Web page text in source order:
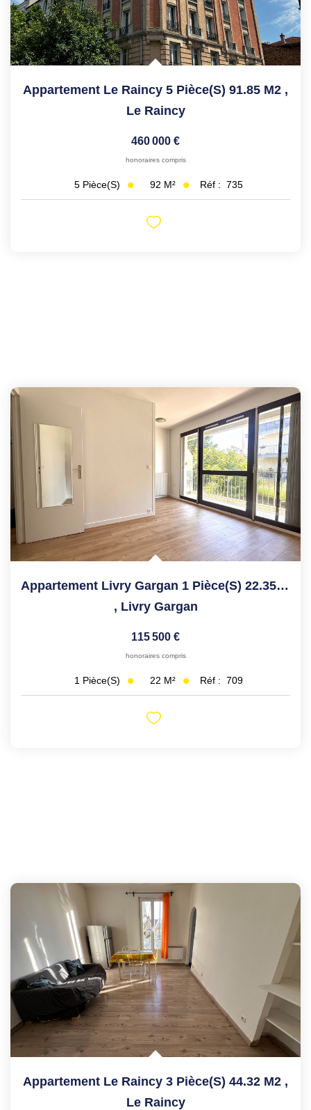
Appartement Le Raincy 5 Pièce(s) 91.85 M2 ,
Le Raincy
460 000 €
honoraires compris
5 Pièce(s) 92 M² Réf : 735
Appartement Livry Gargan 1 Pièce(s) 22.35 M2
, Livry Gargan
115 500 €
honoraires compris
1 Pièce(s) 22 M² Réf : 709
Appartement Le Raincy 3 Pièce(s) 44.32 M2 ,
Le Raincy